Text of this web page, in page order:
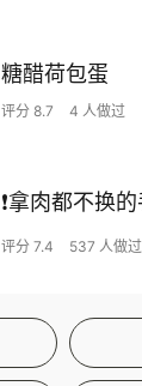
糖醋荷包蛋
评分 8.7 4 人做过
评分 7.4 537 人做过